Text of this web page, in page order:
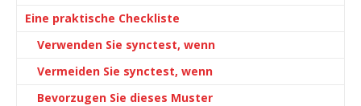
Eine praktische Checkliste
Verwenden Sie synctest, wenn
Vermeiden Sie synctest, wenn
Bevorzugen Sie dieses Muster